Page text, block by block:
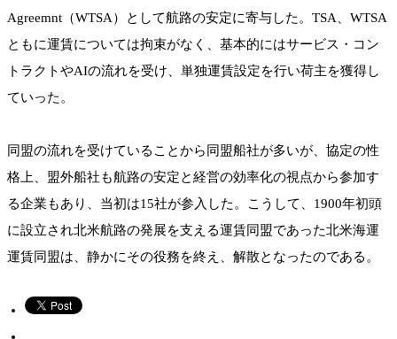
Agreemnt（WTSA）として航路の安定に寄与した。TSA、WTSA
ともに運賃については拘束がなく、基本的にはサービス・コン
トラクトやAIの流れを受け、単独運賃設定を行い荷主を獲得し
ていった。
同盟の流れを受けていることから同盟船社が多いが、協定の性
格上、盟外船社も航路の安定と経営の効率化の視点から参加す
る企業もあり、当初は15社が参入した。こうして、1900年初頭
に設立され北米航路の発展を支える運賃同盟であった北米海運
運賃同盟は、静かにその役務を終え、解散となったのである。